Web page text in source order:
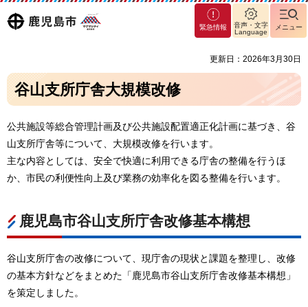
鹿児島
マグ
マシ
島市
緊急情報
音声・文字
Language
メニュー
更新日：2026年3月30日
谷山支所庁舎大規模改修
公共施設等総合管理計画及び公共施設配置適正化計画に基づき、谷
山支所庁舎等について、大規模改修を行います。
主な内容としては、安全で快適に利用できる庁舎の整備を行うほ
か、市民の利便性向上及び業務の効率化を図る整備を行います。
鹿児島市谷山支所庁舎改修基本構想
谷山支所庁舎の改修について、現庁舎の現状と課題を整理し、改修
の基本方針などをまとめた「鹿児島市谷山支所庁舎改修基本構想」
を策定しました。